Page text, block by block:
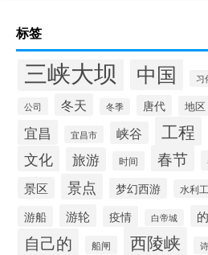
标签
三峡大坝 中国 习
公司 冬天 冬季 唐代 地区
宜昌 宜昌市 峡谷 工程
文化 旅游 时间 春节
景区
景点 梦幻西游 水利
游船 游轮 疫情 白帝城
自己的 船闸 西陵峡